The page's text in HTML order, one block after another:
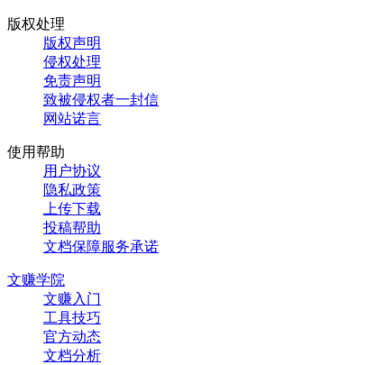
版权处理
版权声明
侵权处理
免责声明
致被侵权者一封信
网站诺言
使用帮助
用户协议
隐私政策
上传下载
投稿帮助
文档保障服务承诺
文赚学院
文赚入门
工具技巧
官方动态
文档分析